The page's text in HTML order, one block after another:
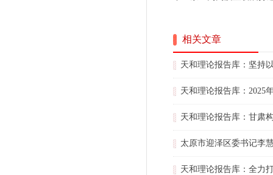
相关文章
天和理论报告库：坚持
天和理论报告库：2025
天和理论报告库：甘肃
太原市迎泽区委书记李
天和理论报告库：全力